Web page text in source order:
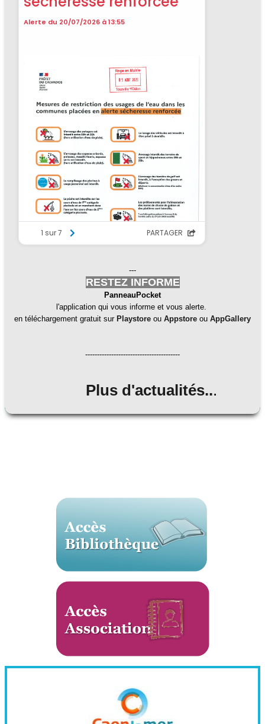
---
RESTEZ INFORME
PanneauPocket
l'application qui vous informe et vous alerte.
en téléchargement gratuit sur Playstore ou Appstore ou AppGallery
----------------------------------------
Plus d'actualités...